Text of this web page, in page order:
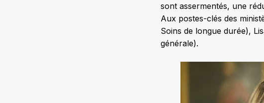
sont assermentés, une
Aux postes-clés des
Soins de longue durée),
générale).